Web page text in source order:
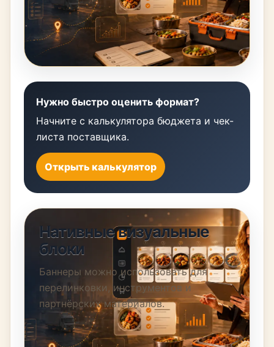
Нужно быстро оценить формат?
Начните с калькулятора бюджета и чек-
листа поставщика.
Открыть калькулятор
Нативные визуальные
блоки
Баннеры можно использовать для
перелинковки, инструментов и
партнёрских материалов.